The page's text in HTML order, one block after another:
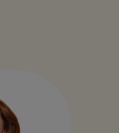
1 2
numéro 3